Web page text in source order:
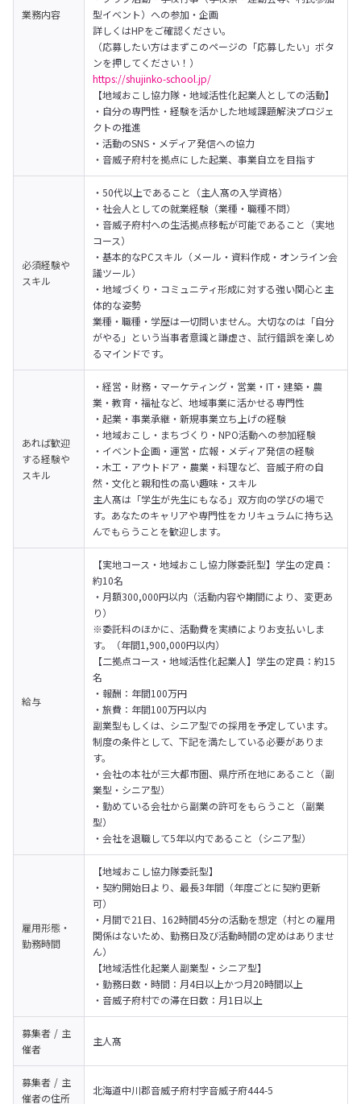
業務内容
型イベント）への参加・企画
詳しくはHPをご確認ください。
（応募したい方はまずこのページの「応募したい」ボタ
https://shujinko-school.jp/
【地域おこし協力隊・地域活性化起業人としての活動】
・自分の専門性・経験を活かした地域課題解決プロジェ
クトの推進
・活動のSNS・メディア発信への協力
・音威子府村を拠点にした起業、事業自立を目指す
必須経験や
スキル
・50代以上であること（主人髙の入学資格）
・社会人としての就業経験（業種・職種不問）
・音威子府村への生活拠点移転が可能であること（実地
コース）
・基本的なPCスキル（メール・資料作成・オンライン会
議ツール）
・地域づくり・コミュニティ形成に対する強い関心と主
体的な姿勢
業種・職種・学歴は一切問いません。大切なのは「自分
がやる」という当事者意識と謙虚さ、試行錯誤を楽しめ
るマインドです。
あれば歓迎
する経験や
スキル
・経営・財務・マーケティング・営業・IT・建築・農
業・教育・福祉など、地域事業に活かせる専門性
・起業・事業承継・新規事業立ち上げの経験
・地域おこし・まちづくり・NPO活動への参加経験
・イベント企画・運営・広報・メディア発信の経験
・木工・アウトドア・農業・料理など、音威子府の自
然・文化と親和性の高い趣味・スキル
主人髙は「学生が先生にもなる」双方向の学びの場で
す。あなたのキャリアや専門性をカリキュラムに持ち込
んでもらうことを歓迎します。
給与
【実地コース・地域おこし協力隊委託型】学生の定員：
約10名
・月額300,000円以内（活動内容や期間により、変更あ
り）
※委託料のほかに、活動費を実績によりお支払いしま
す。（年間1,900,000円以内）
【二拠点コース・地域活性化起業人】学生の定員：約15
名
・報酬：年間100万円
・旅費：年間100万円以内
副業型もしくは、シニア型での採用を予定しています。
制度の条件として、下記を満たしている必要がありま
す。
・会社の本社が三大都市圏、県庁所在地にあること（副
業型・シニア型）
・勤めている会社から副業の許可をもらうこと（副業
型）
・会社を退職して5年以内であること（シニア型）
雇用形態・
勤務時間
【地域おこし協力隊委託型】
・契約開始日より、最長3年間（年度ごとに契約更新
可）
・月間で21日、162時間45分の活動を想定（村との雇用
関係はないため、勤務日及び活動時間の定めはありませ
ん）
【地域活性化起業人副業型・シニア型】
・勤務日数・時間：月4日以上かつ月20時間以上
・音威子府村での滞在日数：月1日以上
募集者 / 主
催者
主人髙
募集者 / 主
催者の住所
北海道中川郡音威子府村字音威子府444-5